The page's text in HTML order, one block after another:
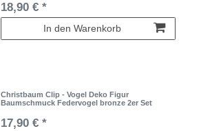
18,90 € *
In den Warenkorb
Christbaum Clip - Vogel Deko Figur
Baumschmuck Federvogel bronze 2er Set
17,90 € *